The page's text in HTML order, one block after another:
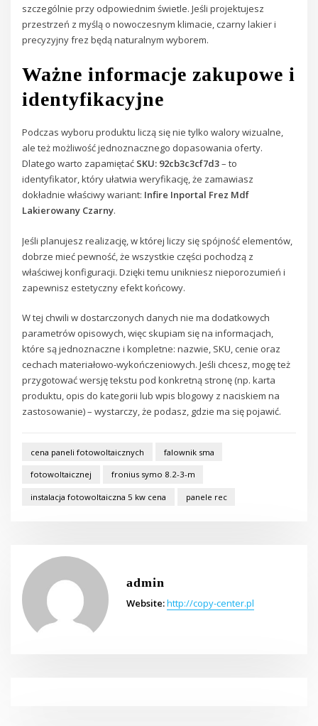
szczególnie przy odpowiednim świetle. Jeśli projektujesz
przestrzeń z myślą o nowoczesnym klimacie, czarny lakier i
precyzyjny frez będą naturalnym wyborem.
Ważne informacje zakupowe i
identyfikacyjne
Podczas wyboru produktu liczą się nie tylko walory wizualne,
ale też możliwość jednoznacznego dopasowania oferty.
Dlatego warto zapamiętać SKU: 92cb3c3cf7d3– to
identyfikator, który ułatwia weryfikację, że zamawiasz
dokładnie właściwy wariant: Infire Inportal Frez Mdf
Lakierowany Czarny.
Jeśli planujesz realizację, w której liczy się spójność elementów,
dobrze mieć pewność, że wszystkie części pochodzą z
właściwej konfiguracji. Dzięki temu unikniesz nieporozumień i
zapewnisz estetyczny efekt końcowy.
W tej chwili w dostarczonych danych nie ma dodatkowych
parametrów opisowych, więc skupiam się na informacjach,
które są jednoznaczne i kompletne: nazwie, SKU, cenie oraz
cechach materiałowo-wykończeniowych. Jeśli chcesz, mogę też
przygotować wersję tekstu pod konkretną stronę (np. karta
produktu, opis do kategorii lub wpis blogowy z naciskiem na
zastosowanie) – wystarczy, że podasz, gdzie ma się pojawić.
cena paneli fotowoltaicznych falownik sma
fotowoltaicznej fronius symo 8.2-3-m
instalacja fotowoltaiczna 5 kw cena panele rec
admin
Website:http://copy-center.pl